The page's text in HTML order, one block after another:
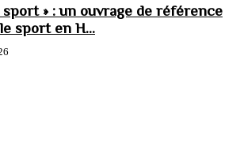
sport » : un ouvrage de référence
sport en H...